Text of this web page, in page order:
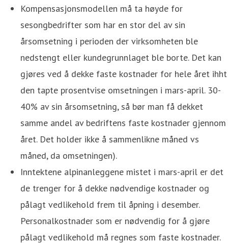
Kompensasjonsmodellen må ta høyde for
sesongbedrifter som har en stor del av sin
årsomsetning i perioden der virksomheten ble
nedstengt eller kundegrunnlaget ble borte. Det kan
gjøres ved å dekke faste kostnader for hele året ihht
den tapte prosentvise omsetningen i mars-april. 30-
40% av sin årsomsetning, så bør man få dekket
samme andel av bedriftens faste kostnader gjennom
året. Det holder ikke å sammenlikne måned vs
måned, da omsetningen).
Inntektene alpinanleggene mistet i mars-april er det
de trenger for å dekke nødvendige kostnader og
pålagt vedlikehold frem til åpning i desember.
Personalkostnader som er nødvendig for å gjøre
pålagt vedlikehold må regnes som faste kostnader.